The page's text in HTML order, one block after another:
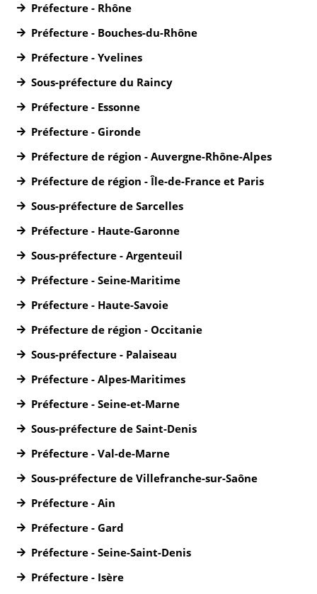
Préfecture - Rhône
Préfecture - Bouches-du-Rhône
Préfecture - Yvelines
Sous-préfecture du Raincy
Préfecture - Essonne
Préfecture - Gironde
Préfecture de région - Auvergne-Rhône-Alpes
Préfecture de région - Île-de-France et Paris
Sous-préfecture de Sarcelles
Préfecture - Haute-Garonne
Sous-préfecture - Argenteuil
Préfecture - Seine-Maritime
Préfecture - Haute-Savoie
Préfecture de région - Occitanie
Sous-préfecture - Palaiseau
Préfecture - Alpes-Maritimes
Préfecture - Seine-et-Marne
Sous-préfecture de Saint-Denis
Préfecture - Val-de-Marne
Sous-préfecture de Villefranche-sur-Saône
Préfecture - Ain
Préfecture - Gard
Préfecture - Seine-Saint-Denis
Préfecture - Isère